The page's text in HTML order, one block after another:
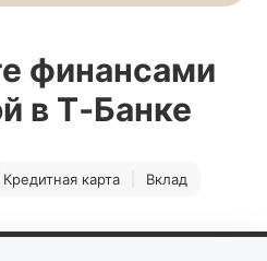
финансами
в Т‑Банке
Кредитная карта Вклад